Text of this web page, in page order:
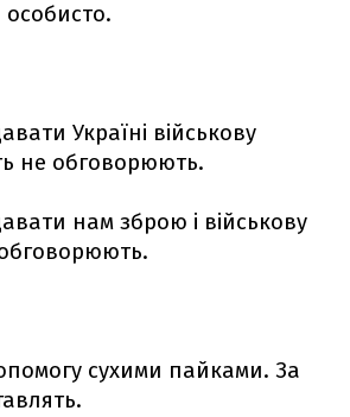
особисто.
Україні військову
не обговорюють.
нам зброю і військову
сухими пайками. За